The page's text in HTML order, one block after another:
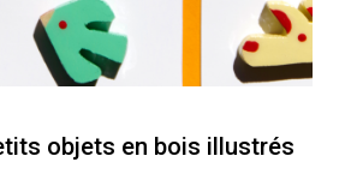
objets en bois illustrés